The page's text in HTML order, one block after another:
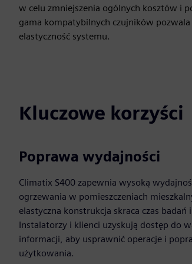
w celu zmniejszenia ogólnych kosztów i
gama kompatybilnych czujników
elastyczność systemu.
Kluczowe korzyści
Poprawa wydajności
Climatix S400 zapewnia wysoką
ogrzewania w pomieszczeniach
elastyczna konstrukcja skraca czas
Instalatorzy i klienci uzyskują dostęp do
informacji, aby usprawnić operacje i
użytkowania.